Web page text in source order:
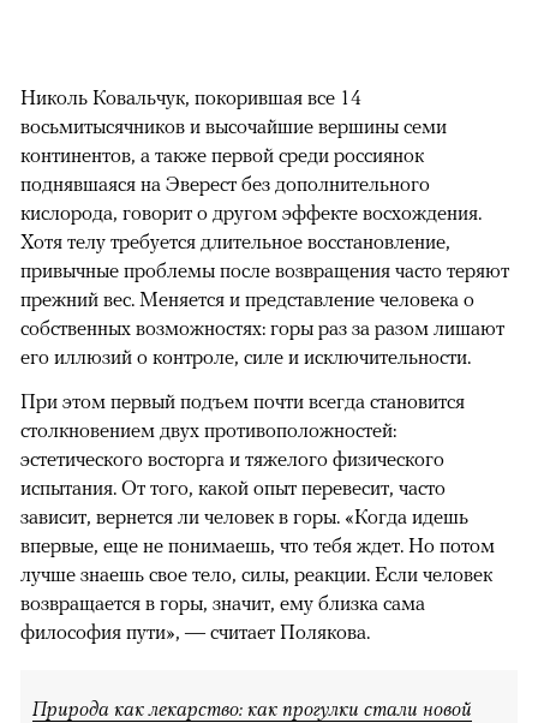
Николь Ковальчук, покорившая все 14
восьмитысячников и высочайшие вершины семи
континентов, а также первой среди россиянок
поднявшаяся на Эверест без дополнительного
кислорода, говорит о другом эффекте восхождения.
Хотя телу требуется длительное восстановление,
привычные проблемы после возвращения часто теряют
прежний вес. Меняется и представление человека о
собственных возможностях: горы раз за разом лишают
его иллюзий о контроле, силе и исключительности.
При этом первый подъем почти всегда становится
столкновением двух противоположностей:
эстетического восторга и тяжелого физического
испытания. От того, какой опыт перевесит, часто
зависит, вернется ли человек в горы. «Когда идешь
впервые, еще не понимаешь, что тебя ждет. Но потом
лучше знаешь свое тело, силы, реакции. Если человек
возвращается в горы, значит, ему близка сама
философия пути», — считает Полякова.
Природа как лекарство: как прогулки стали новой